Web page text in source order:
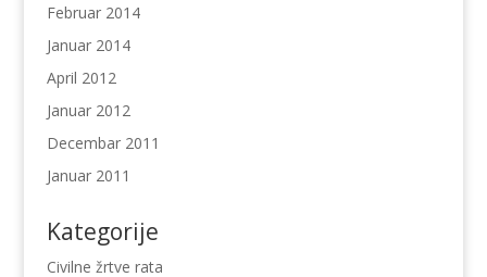
Februar 2014
Januar 2014
April 2012
Januar 2012
Decembar 2011
Januar 2011
Kategorije
Civilne žrtve rata